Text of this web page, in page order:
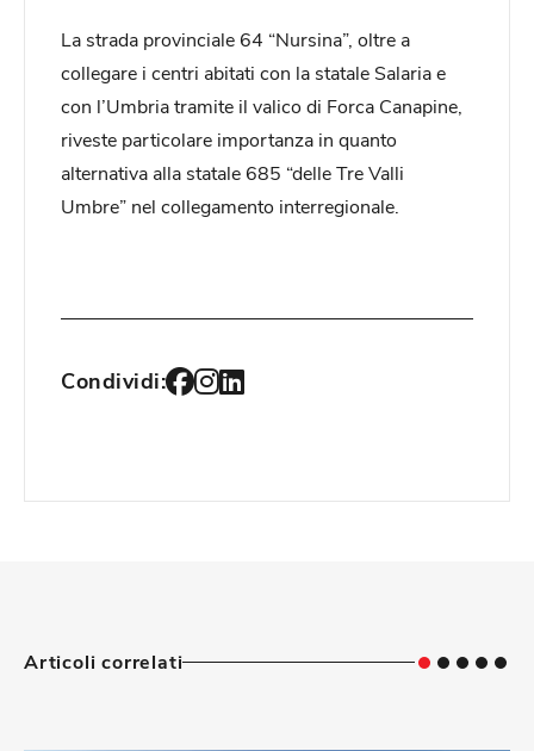
La strada provinciale 64 “Nursina”, oltre a
collegare i centri abitati con la statale Salaria e
con l’Umbria tramite il valico di Forca Canapine,
riveste particolare importanza in quanto
alternativa alla statale 685 “delle Tre Valli
Umbre” nel collegamento interregionale.
Condividi:
Articoli correlati